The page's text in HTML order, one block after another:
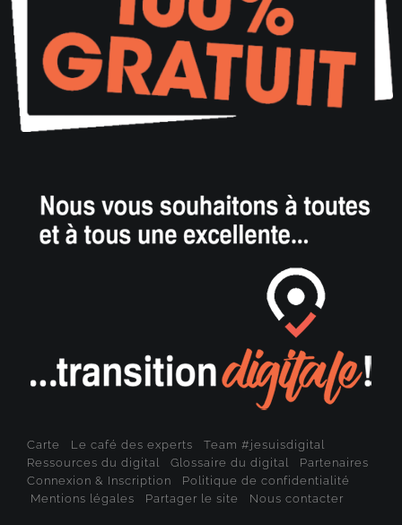
Carte Le café des experts
Team #jesuisdigital
Ressources du digital
Glossaire du digital
Partenaires
Connexion & Inscription
Politique de confidentialité
Mentions légales
Partager le site Nous contacter